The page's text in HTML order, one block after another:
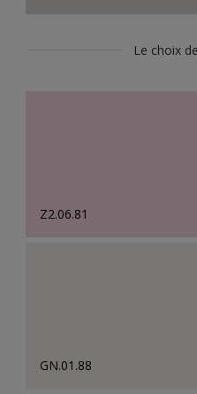
Le choix
Z2.06.81
GN.01.88